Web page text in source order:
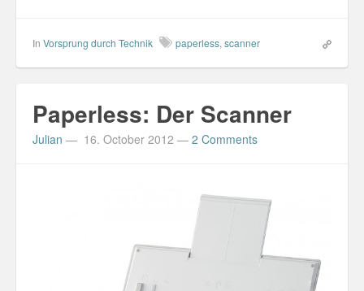
In Vorsprung durch Technik paperless, scanner
Paperless: Der Scanner
Julian — 16. October 2012 — 2 Comments